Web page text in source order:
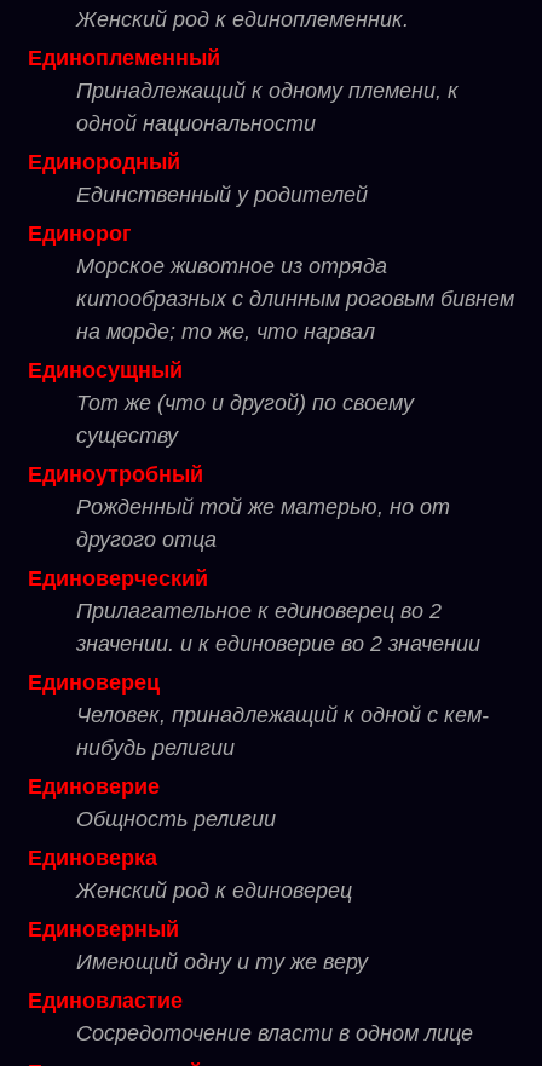
Женский род к единоплеменник.
Единоплеменный
Принадлежащий к одному племени, к
одной национальности
Единородный
Единственный у родителей
Единорог
Морское животное из отряда
китообразных с длинным роговым бивнем
на морде; то же, что нарвал
Единосущный
Тот же (что и другой) по своему
существу
Единоутробный
Рожденный той же матерью, но от
другого отца
Единоверческий
Прилагательное к единоверец во 2
значении. и к единоверие во 2 значении
Единоверец
Человек, принадлежащий к одной с кем-
нибудь религии
Единоверие
Общность религии
Единоверка
Женский род к единоверец
Единоверный
Имеющий одну и ту же веру
Единовластие
Сосредоточение власти в одном лице